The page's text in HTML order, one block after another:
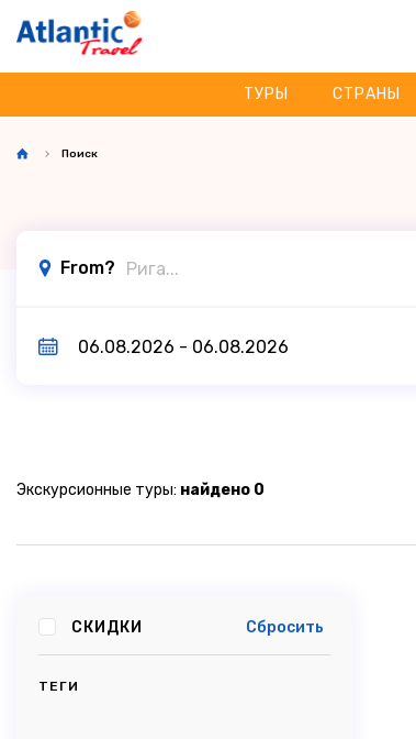
ТУРЫ СТРАНЫ
Поиск
From?
Экскурсионные туры: найдено 0
СКИДКИ Сбросить
ТЕГИ